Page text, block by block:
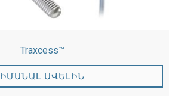
Traxcess™
ԻՄԱՆԱԼ ԱՎԵԼԻՆ